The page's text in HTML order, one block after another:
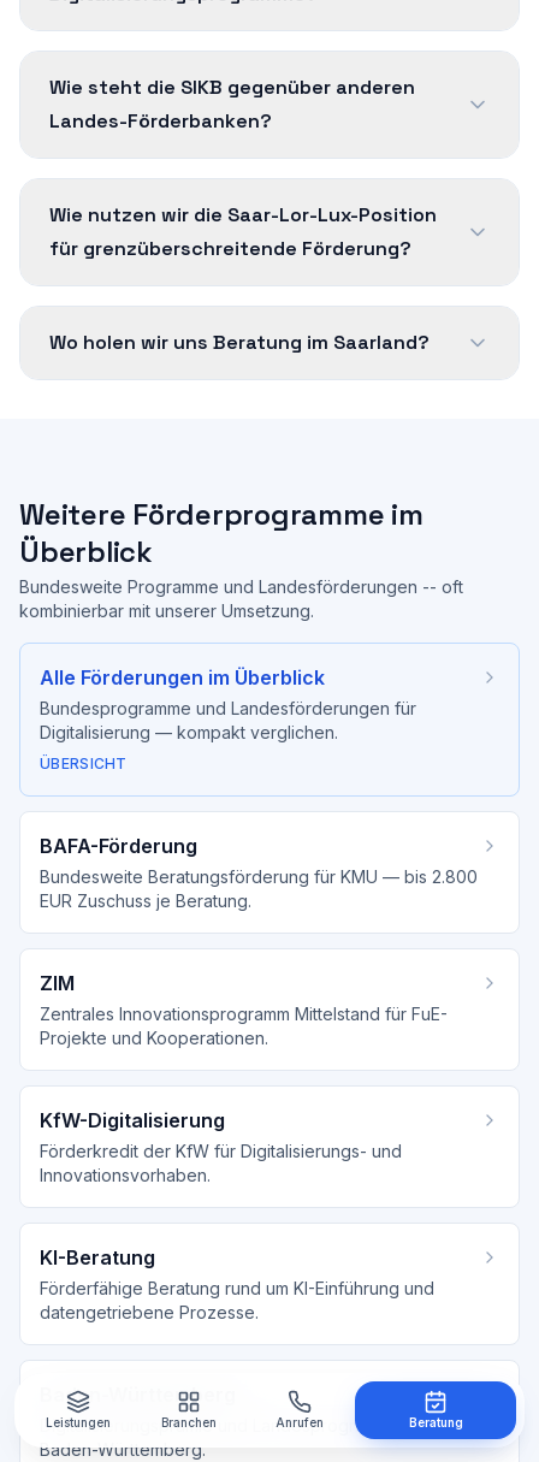
Wie steht die SIKB gegenüber anderen
Landes-Förderbanken?
Wie nutzen wir die Saar-Lor-Lux-Position
für grenzüberschreitende Förderung?
Wo holen wir uns Beratung im Saarland?
Weitere Förderprogramme im
Überblick
Bundesweite Programme und Landesförderungen -- oft
kombinierbar mit unserer Umsetzung.
Alle Förderungen im Überblick
Bundesprogramme und Landesförderungen für
Digitalisierung — kompakt verglichen.
ÜBERSICHT
BAFA-Förderung
Bundesweite Beratungsförderung für KMU — bis 2.800
EUR Zuschuss je Beratung.
ZIM
Zentrales Innovationsprogramm Mittelstand für FuE-
Projekte und Kooperationen.
KfW-Digitalisierung
Förderkredit der KfW für Digitalisierungs- und
Innovationsvorhaben.
KI-Beratung
Förderfähige Beratung rund um KI-Einführung und
datengetriebene Prozesse.
Baden-Württemberg
Digitalisierungsprämie und Landesprogramme für KMU in
Baden-Württemberg.
Leistungen Branchen Anrufen Beratung